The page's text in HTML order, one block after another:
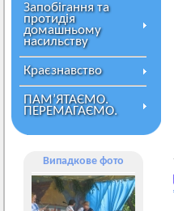
Запобігання та
протидія
домашньому
насильству
Краєзнавство
ПАМ’ЯТАЄМО.
ПЕРЕМАГАЄМО.
Випадкове фото